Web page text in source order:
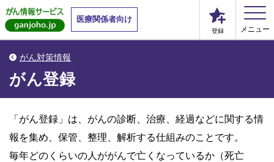
医療関係者向け
登録 メニュー
がん対策情報
がん登録
「がん登録」は、がんの診断、治療、経過などに関する情
報を集め、保管、整理、解析する仕組みのことです。
毎年どのくらいの人ががんで亡くなっているか（死亡